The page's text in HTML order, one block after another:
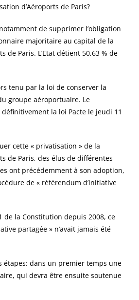
d’Aéroports de Paris?
de supprimer l’obligation
majoritaire au capital de la
de Paris. L’Etat détient 50,63 % de
tenu par la loi de conserver la
groupe aéroportuaire. Le
la loi Pacte le jeudi 11
cette « privatisation » de la
de Paris, des élus de différentes
ont précédemment à son adoption,
de « référendum d’initiative
de la Constitution depuis 2008, ce
partagée » n’avait jamais été
étapes: dans un premier temps une
qui devra être ensuite soutenue